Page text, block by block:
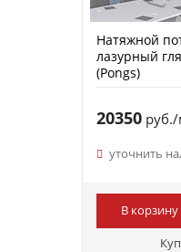
Натяжной
лазурный
(Pongs)
20350руб./
уточнить
В корзину